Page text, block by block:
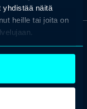
yhdistää näitä
heille tai joita on